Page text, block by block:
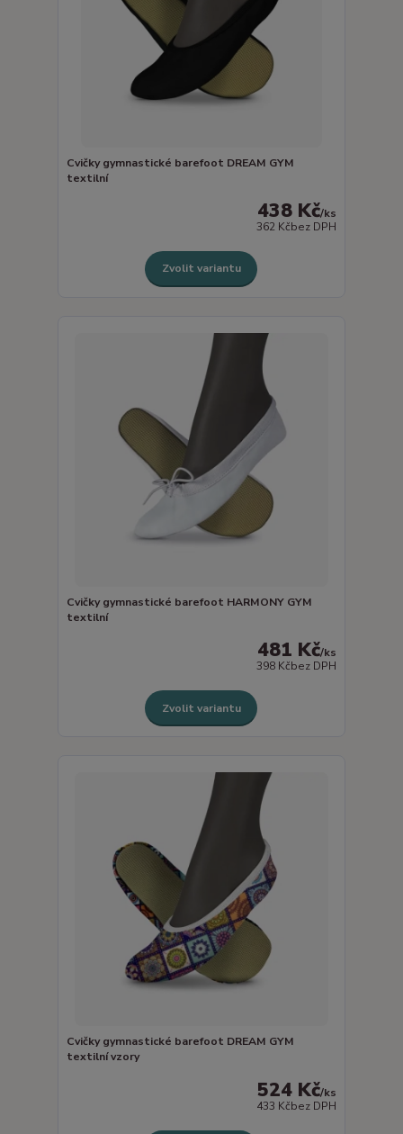
Cvičky gymnastické barefoot DREAM GYM
textilní
438 Kč/ks
362 Kčbez DPH
Zvolit variantu
Cvičky gymnastické barefoot HARMONY GYM
textilní
481 Kč/ks
398 Kčbez DPH
Zvolit variantu
Cvičky gymnastické barefoot DREAM GYM
textilní vzory
524 Kč/ks
433 Kčbez DPH